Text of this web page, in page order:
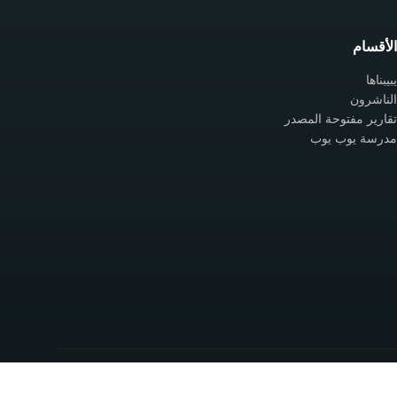
الأقسام
يبيبناها
الناشرون
تقارير مفتوحة المصدر
مدرسة يوب يوب